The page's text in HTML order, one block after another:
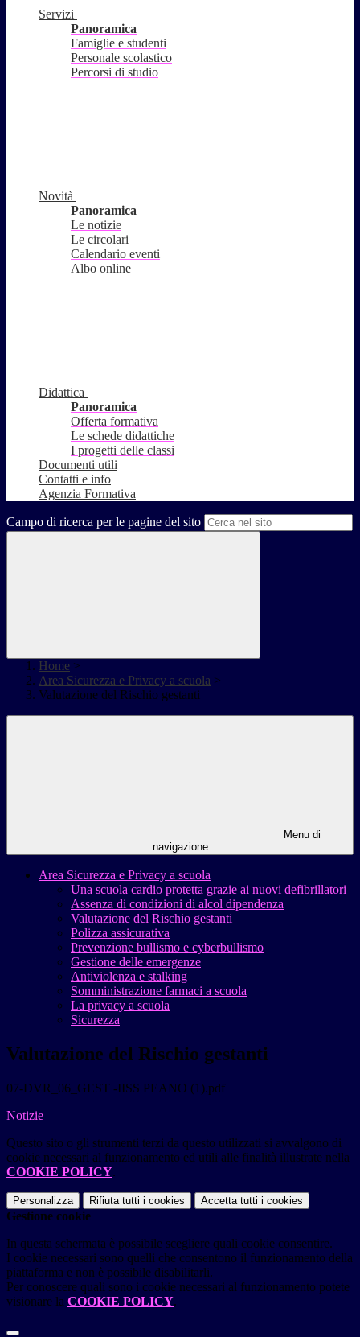
Servizi
Panoramica
Famiglie e studenti
Personale scolastico
Percorsi di studio
Novità
Panoramica
Le notizie
Le circolari
Calendario eventi
Albo online
Didattica
Panoramica
Offerta formativa
Le schede didattiche
I progetti delle classi
Documenti utili
Contatti e info
Agenzia Formativa
Campo di ricerca per le pagine del sito
Home >
Area Sicurezza e Privacy a scuola >
Valutazione del Rischio gestanti
Menu di
navigazione
Area Sicurezza e Privacy a scuola
Una scuola cardio protetta grazie ai nuovi defibrillatori
Assenza di condizioni di alcol dipendenza
Valutazione del Rischio gestanti
Polizza assicurativa
Prevenzione bullismo e cyberbullismo
Gestione delle emergenze
Antiviolenza e stalking
Somministrazione farmaci a scuola
La privacy a scuola
Sicurezza
Valutazione del Rischio gestanti
07-DVR_06_GEST -IISS PEANO (1).pdf
Notizie
Questo sito o gli strumenti terzi da questo utilizzati si avvalgono di
cookie necessari al funzionamento ed utili alle finalità illustrate nella
COOKIE POLICY.
Personalizza Rifiuta tutti i cookies Accetta tutti i cookies
Gestione cookie
In questa schermata è possibile scegliere quali cookie consentire.
I cookie necessari sono quelli che consentono il funzionamento della
piattaforma e non è possibile disabilitarli.
Per conoscere quali sono i cookie necessari al funzionamento potete
visionare la COOKIE POLICY.